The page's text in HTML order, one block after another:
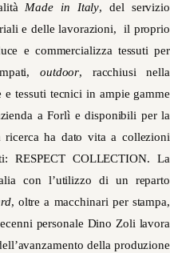
Made in Italy, del servizio
e delle lavorazioni, il proprio
e commercializza tessuti per
outdoor, racchiusi nella
tessuti tecnici in ampie gamme
a Forlì e disponibili per la
ricerca ha dato vita a collezioni
RESPECT COLLECTION. La
con l’utilizzo di un reparto
, oltre a macchinari per stampa,
personale Dino Zoli lavora
della produzione